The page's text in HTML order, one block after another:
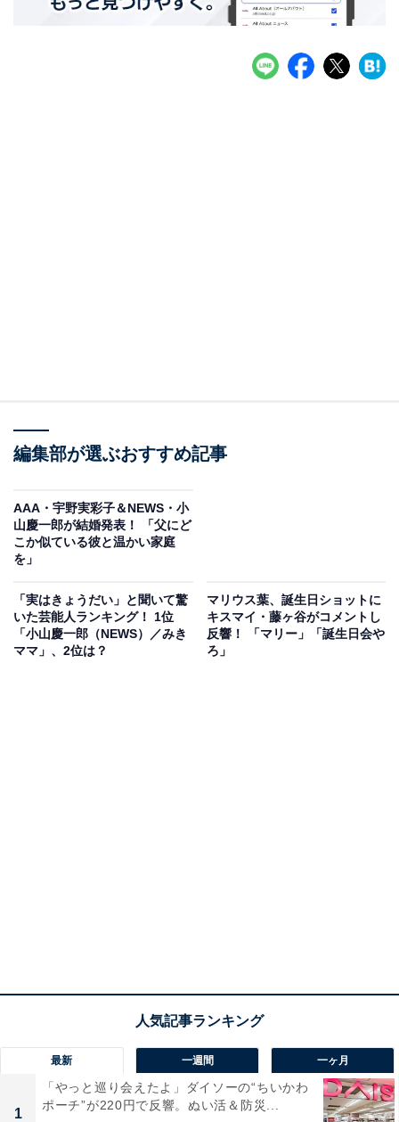
編集部が選ぶおすすめ記事
AAA・宇野実彩子＆NEWS・小
山慶一郎が結婚発表！ 「父にど
こか似ている彼と温かい家庭
を」
「実はきょうだい」と聞いて驚
いた芸能人ランキング！ 1位
「小山慶一郎（NEWS）／みき
ママ」、2位は？
マリウス葉、誕生日ショットに
キスマイ・藤ヶ谷がコメントし
反響！ 「マリー」「誕生日会や
ろ」
最新 一週間 一ヶ月
1
「やっと巡り会えたよ」ダイソーの“ちいかわ
ポーチ”が220円で反響。ぬい活＆防災...